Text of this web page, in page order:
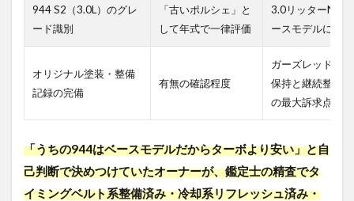
944 S2（3.0L）のグレ
ード識別
「古いポルシェ」と
して年式で一律評価
3.0リッターNA
ースモデルに対
オリジナル塗装・整備
記録の完備
有無の確認程度
ガーズレッド・
保持と継続整備
の最大訴求点
「うちの944はベースモデルだからターボより安い」と自
己判断で決めつけていたオーナーが、鑑定士の精査でタ
イミングベルト系整備済み・冷却系リフレッシュ済み・